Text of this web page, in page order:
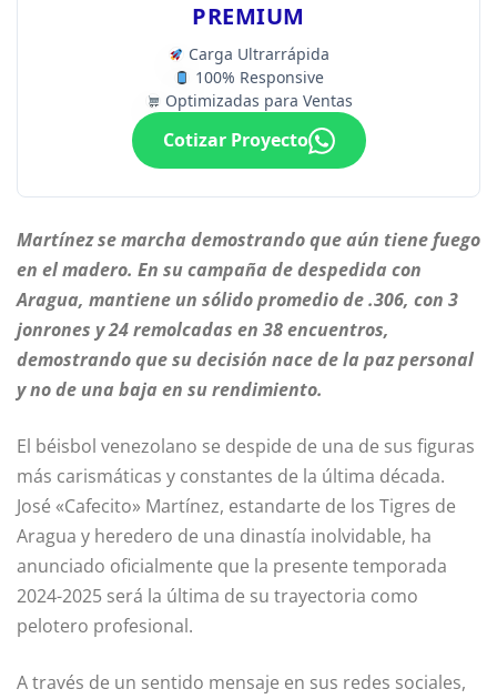
PREMIUM
Carga Ultrarrápida
100% Responsive
Optimizadas para Ventas
Cotizar Proyecto
Martínez se marcha demostrando que aún tiene fuego
en el madero. En su campaña de despedida con
Aragua, mantiene un sólido promedio de .306, con 3
jonrones y 24 remolcadas en 38 encuentros,
demostrando que su decisión nace de la paz personal
y no de una baja en su rendimiento.
El béisbol venezolano se despide de una de sus figuras
más carismáticas y constantes de la última década.
José «Cafecito» Martínez, estandarte de los Tigres de
Aragua y heredero de una dinastía inolvidable, ha
anunciado oficialmente que la presente temporada
2024-2025 será la última de su trayectoria como
pelotero profesional.
A través de un sentido mensaje en sus redes sociales,